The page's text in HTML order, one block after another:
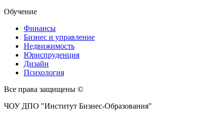
Обучение
Финансы
Бизнес и управление
Недвижимость
Юриспруденция
Дизайн
Психология
Все права защищены ©
ЧОУ ДПО "Институт Бизнес-Образования"